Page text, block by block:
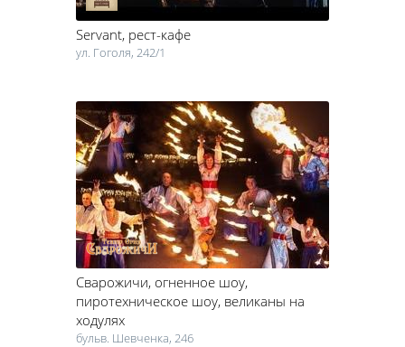
Servant, рест-кафе
ул. Гоголя, 242/1
Сварожичи, огненное шоу,
пиротехническое шоу, великаны на
ходулях
бульв. Шевченка, 246